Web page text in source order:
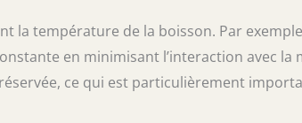
la température de la boisson. Par
en minimisant l’interaction avec la
ce qui est particulièrement